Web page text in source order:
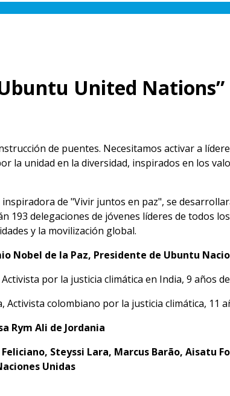
United Nations”
de puentes. Necesitamos activar a
la unidad en la diversidad, inspirados en los
inspiradora de "Vivir juntos en paz", se
193 delegaciones de jóvenes líderes de todos
y la movilización global.
Nobel de la Paz, Presidente de Ubuntu
por la justicia climática en India, 9 años
Activista colombiano por la justicia climática, 11
Rym Ali de Jordania
Steyssi Lara, Marcus Barão, Aisatu
Unidas